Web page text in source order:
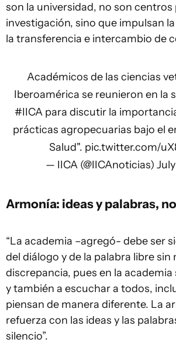
son la universidad, no son centros
investigación, sino que impulsan
la transferencia e intercambio de
Académicos de las ciencias
Iberoamérica se reunieron en la
#IICApara discutir la
prácticas agropecuarias bajo el
Salud". pic.twitter.com/
— IICA (@IICAnoticias)
Armonía: ideas y palabras,
“La academia –agregó- debe ser
del diálogo y de la palabra libre sin
discrepancia, pues en la academia
y también a escuchar a todos,
piensan de manera diferente. La
refuerza con las ideas y las
silencio”.